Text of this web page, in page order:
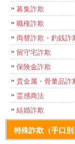
募集詐欺
職権詐欺
両替詐欺・釣銭詐
留守宅詐欺
保険金詐欺
貴金属・骨董品詐
霊感商法
結婚詐欺
特殊詐欺（手口別